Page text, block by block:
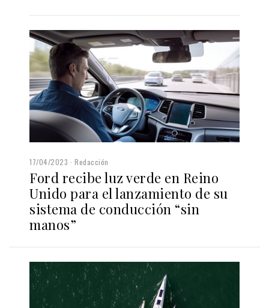
17/04/2023 Redacción
Ford recibe luz verde en Reino
Unido para el lanzamiento de su
sistema de conducción “sin
manos”